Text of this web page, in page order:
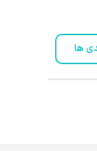
ها